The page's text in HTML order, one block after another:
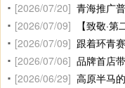
[2026/07/20] 青海推广
[2026/07/09]
【致敬·
[2026/07/09] 跟着环青
[2026/07/06] 品牌首店
[2026/06/29] 高原半马